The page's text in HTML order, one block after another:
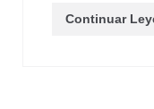
Continuar